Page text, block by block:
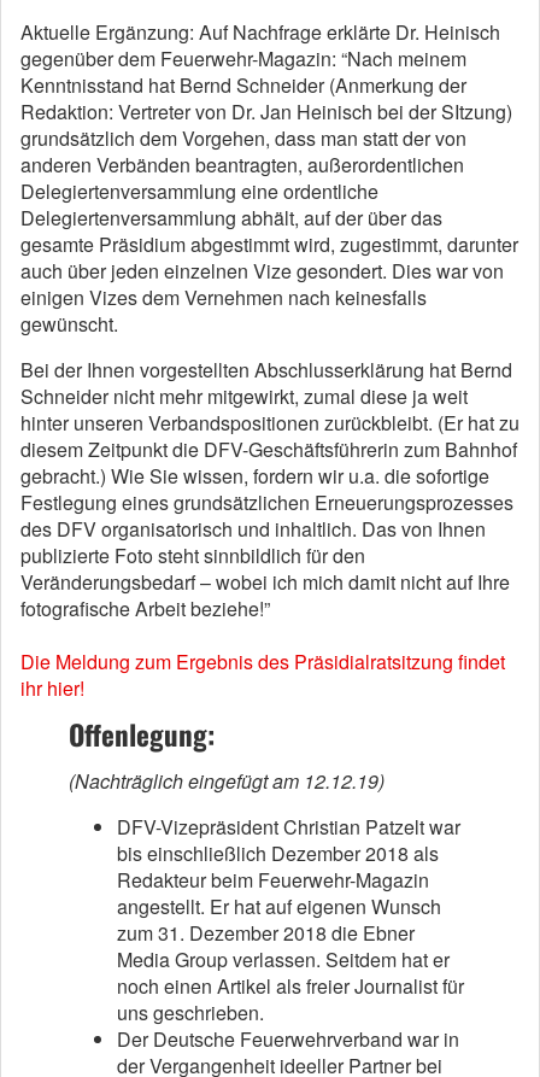
Aktuelle Ergänzung: Auf Nachfrage erklärte Dr. Heinisch
gegenüber dem Feuerwehr-Magazin: “Nach meinem
Kenntnisstand hat Bernd Schneider (Anmerkung der
Redaktion: Vertreter von Dr. Jan Heinisch bei der SItzung)
grundsätzlich dem Vorgehen, dass man statt der von
anderen Verbänden beantragten, außerordentlichen
Delegiertenversammlung eine ordentliche
Delegiertenversammlung abhält, auf der über das
gesamte Präsidium abgestimmt wird, zugestimmt, darunter
auch über jeden einzelnen Vize gesondert. Dies war von
einigen Vizes dem Vernehmen nach keinesfalls
gewünscht.
Bei der Ihnen vorgestellten Abschlusserklärung hat Bernd
Schneider nicht mehr mitgewirkt, zumal diese ja weit
hinter unseren Verbandspositionen zurückbleibt. (Er hat zu
diesem Zeitpunkt die DFV-Geschäftsführerin zum Bahnhof
gebracht.) Wie Sie wissen, fordern wir u.a. die sofortige
Festlegung eines grundsätzlichen Erneuerungsprozesses
des DFV organisatorisch und inhaltlich. Das von Ihnen
publizierte Foto steht sinnbildlich für den
Veränderungsbedarf – wobei ich mich damit nicht auf Ihre
fotografische Arbeit beziehe!”
Die Meldung zum Ergebnis des Präsidialratsitzung findet
ihr hier!
Offenlegung:
(Nachträglich eingefügt am 12.12.19)
DFV-Vizepräsident Christian Patzelt war
bis einschließlich Dezember 2018 als
Redakteur beim Feuerwehr-Magazin
angestellt. Er hat auf eigenen Wunsch
zum 31. Dezember 2018 die Ebner
Media Group verlassen. Seitdem hat er
noch einen Artikel als freier Journalist für
uns geschrieben.
Der Deutsche Feuerwehrverband war in
der Vergangenheit ideeller Partner bei